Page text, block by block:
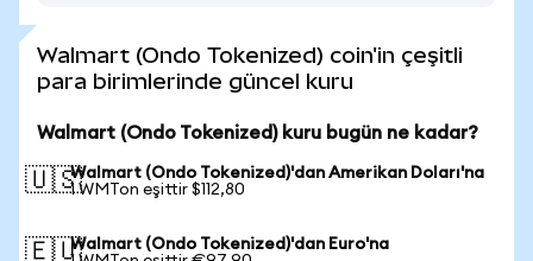
Walmart (Ondo Tokenized) coin'in çeşitli
para birimlerinde güncel kuru
Walmart (Ondo Tokenized) kuru bugün ne kadar?
🇺🇸Walmart (Ondo Tokenized)'dan Amerikan Doları'na
1 WMTon eşittir $112,80
🇪🇺Walmart (Ondo Tokenized)'dan Euro'na